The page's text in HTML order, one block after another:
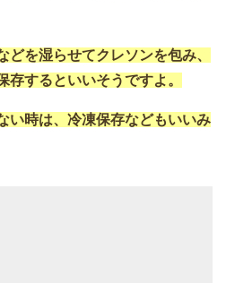
どを湿らせてクレソンを包み、
存するといいそうですよ。
い時は、冷凍保存などもいいみ